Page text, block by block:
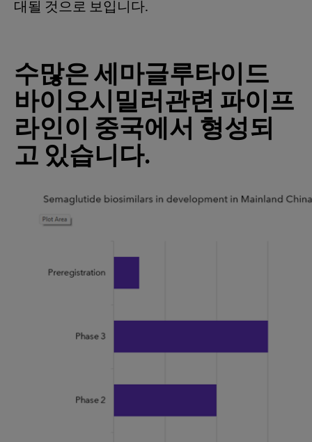
대될 것으로 보입니다.
수많은세마글루타이드
바이오시밀러관련 파이프
라인이 중국에서 형성되
고 있습니다.